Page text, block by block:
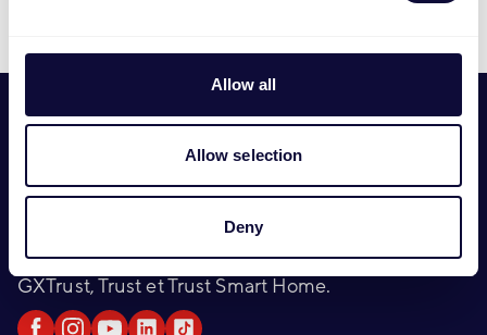
Allow all
Allow selection
Deny
Nous sommes
L’entreprise Trust International B.V. a été fondée en
1983 et est devenue une entreprise incontournable
d'accessoires numériques avec ses 3 marques :
GXTrust, Trust et Trust Smart Home.